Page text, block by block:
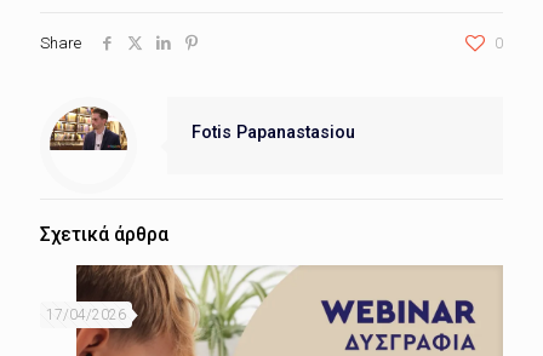
Share 0
Fotis Papanastasiou
Σχετικά άρθρα
17/04/2026